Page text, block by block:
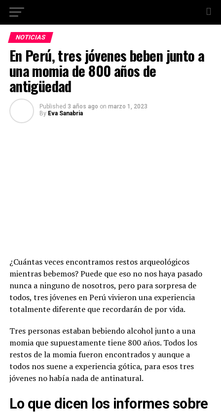
NOTICIAS
En Perú, tres jóvenes beben junto a
una momia de 800 años de
antigüedad
Published 3 años ago on marzo 1, 2023
By Eva Sanabria
¿Cuántas veces encontramos restos arqueológicos
mientras bebemos? Puede que eso no nos haya pasado
nunca a ninguno de nosotros, pero para sorpresa de
todos, tres jóvenes en Perú vivieron una experiencia
totalmente diferente que recordarán de por vida.
Tres personas estaban bebiendo alcohol junto a una
momia que supuestamente tiene 800 años. Todos los
restos de la momia fueron encontrados y aunque a
todos nos suene a experiencia gótica, para esos tres
jóvenes no había nada de antinatural.
Lo que dicen los informes sobre